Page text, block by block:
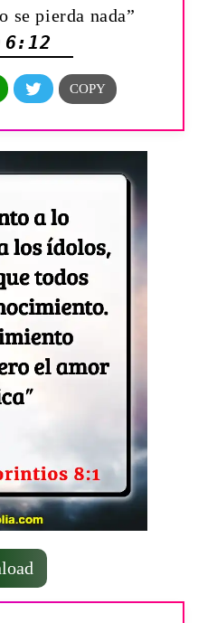
se pierda nada”
6:12